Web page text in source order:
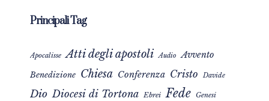
Principali Tag
Apocalisse Atti degli apostoli Audio Avvento
Benedizione Chiesa Conferenza Cristo Davide
Dio Diocesi di Tortona Ebrei Fede Genesi